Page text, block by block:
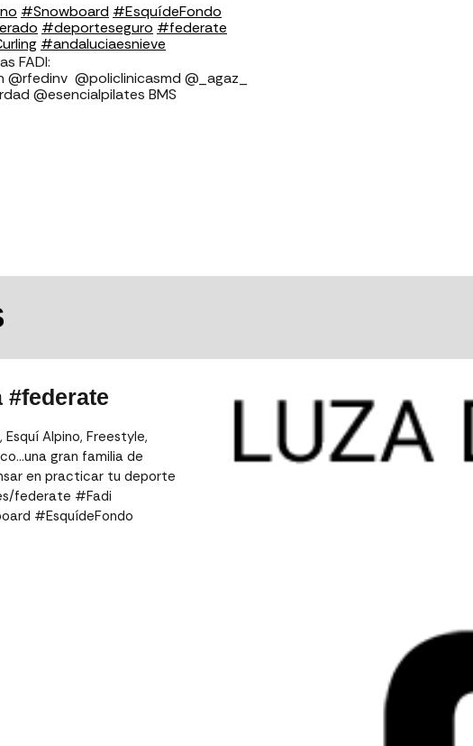
#Snowboard #EsquídeFondo
#deporteseguro #federate
#andaluciaesnieve
FADI:
@policlinicasmd @_agaz_
@esencialpilates BMS
#federate
Alpino, Freestyle,
gran familia de
en practicar tu deporte
federate #Fadi
#EsquídeFondo